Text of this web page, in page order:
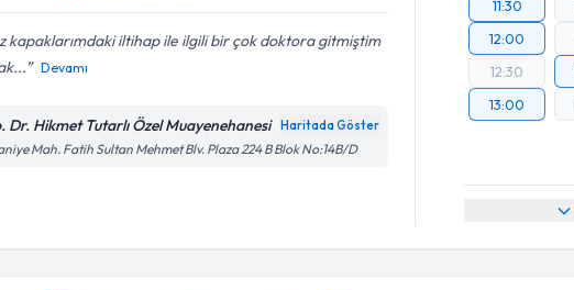
kapaklarımdaki iltihap ile ilgili bir çok doktora gitmiştim
Devamı
Dr. Hikmet Tutarlı Özel Muayenehanesi Haritada Göster
Mah. Fatih Sultan Mehmet Blv. Plaza 224 B Blok No:14B/D
11:30
12:00
12:30
13:00